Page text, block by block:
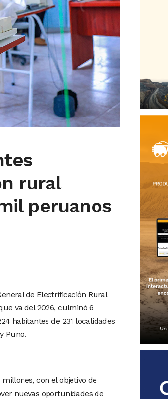
rural
peruanos
de Electrificación Rural
va del 2026, culminó 6
habitantes de 231 localidades
Puno.
con el objetivo de
nuevas oportunidades de